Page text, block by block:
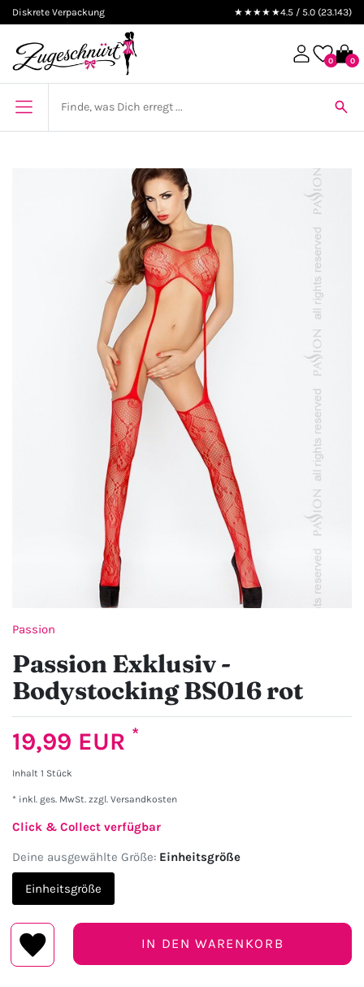
Diskrete Verpackung ★★★★★4.5 / 5.0 (23.143)
0 0
Passion
Passion Exklusiv -
Bodystocking BS016 rot
19,99 EUR *
Inhalt 1 Stück
* inkl. ges. MwSt. zzgl. Versandkosten
Click & Collect verfügbar
Deine ausgewählte Größe: Einheitsgröße
Einheitsgröße
IN DEN WARENKORB